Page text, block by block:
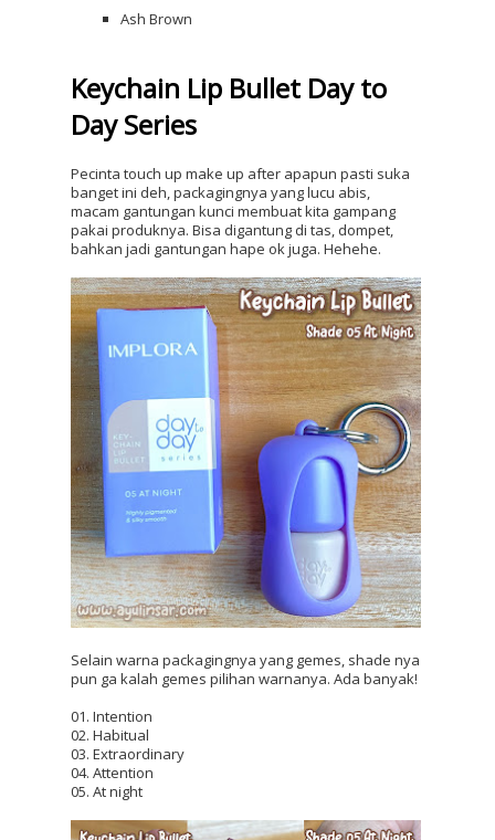
Ash Brown
Keychain Lip Bullet Day to
Day Series
Pecinta touch up make up after apapun pasti suka
banget ini deh, packagingnya yang lucu abis,
macam gantungan kunci membuat kita gampang
pakai produknya. Bisa digantung di tas, dompet,
bahkan jadi gantungan hape ok juga. Hehehe.
Selain warna packagingnya yang gemes, shade nya
pun ga kalah gemes pilihan warnanya. Ada banyak!
01. Intention
02. Habitual
03. Extraordinary
04. Attention
05. At night